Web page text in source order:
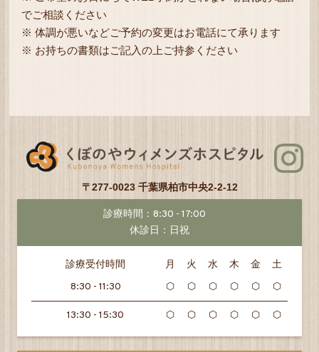
でご相談ください
※ 体調が悪いなどご予約の変更はお電話にて承ります
※ お持ちの書類はご記入の上ご持参ください
〒277-0023 千葉県柏市中央2-2-12
診療時間：8:30 - 17:00
休診日：日祝
診療受付時間 月 火 水 木 金
土
8:30 - 11:30
⬡ ⬡ ⬡ ⬡ ⬡ ⬡
13:30 - 15:30 ⬡ ⬡ ⬡ ⬡ ⬡ ⬡